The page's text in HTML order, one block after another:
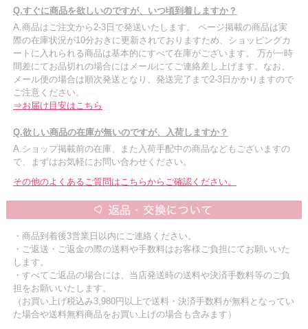
Q.すぐに商品を欲しいのですが、いつ頃到着しますか？
A.商品はご注文から2-3日で発送いたします。 ページ掲載の商品は実
際の在庫状況が10分おきに更新されておりますため、ショッピングカ
ートに入れられる商品は基本的にすべて在庫がございます。 万が一時
間差にてお品切れの場合にはメールにてご連絡差し上げます。なお、
メール便の場合は順次発送となり、発送完了まで2-3日かかりますので
ご注意ください。
⇒お届け目安はこちら
Q.欲しい商品の在庫が無いのですが、入荷しますか？
A.ショップ掲載前の在庫、また入荷手配中の商品などもございますの
で、まずはお気軽にお問い合わせください。
その他のよくあるご質問はこちらからご確認ください。
・商品到着後3営業日以内にご連絡ください。
・ご返送・ご返金の際の送料や手数料はお客様ご負担にてお願いいた
します。
・すべてご返品の場合には、当店発送時の送料や決済手数料等のご負
担をお願いいたします。
（お買い上げ税込み3,980円以上で送料・決済手数料が無料となってい
た場合や送料無料商品をお買い上げの場合も含みます）